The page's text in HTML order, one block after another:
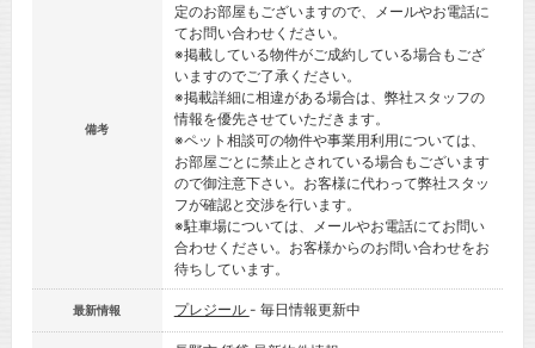
備考
定のお部屋もございますので、メールやお電話に
てお問い合わせください。
※掲載している物件がご成約している場合もござ
いますのでご了承ください。
※掲載詳細に相違がある場合は、弊社スタッフの
情報を優先させていただきます。
※ペット相談可の物件や事業用利用については、
お部屋ごとに禁止とされている場合もございます
ので御注意下さい。お客様に代わって弊社スタッ
フが確認と交渉を行います。
※駐車場については、メールやお電話にてお問い
合わせください。お客様からのお問い合わせをお
待ちしています。
最新情報 プレジール - 毎日情報更新中